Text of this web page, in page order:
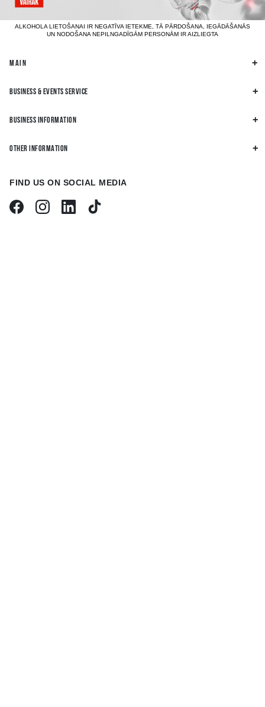
ALKOHOLA LIETOŠANAI IR NEGATĪVA IETEKME, TĀ PĀRDOŠANA, IEGĀDĀŠANĀS
UN NODOŠANA NEPILNGADĪGĀM PERSONĀM IR AIZLIEGTA
MAIN
BUSINESS & EVENTS SERVICE
BUSINESS INFORMATION
OTHER INFORMATION
FIND US ON SOCIAL MEDIA